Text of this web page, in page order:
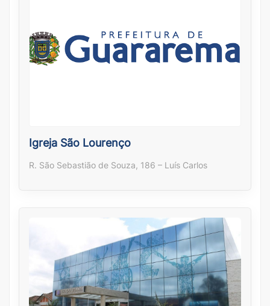
Igreja São Lourenço
R. São Sebastião de Souza, 186 – Luís Carlos